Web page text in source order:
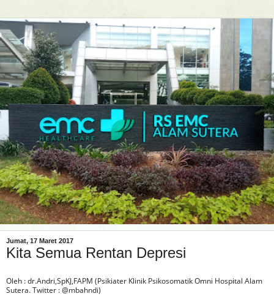
Jumat, 17 Maret 2017
Kita Semua Rentan Depresi
Oleh : dr.Andri,SpKJ,FAPM (Psikiater Klinik Psikosomatik Omni Hospital Alam
Sutera. Twitter : @mbahndi)